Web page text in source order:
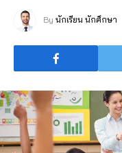
By นักเรียน นักศึกษา